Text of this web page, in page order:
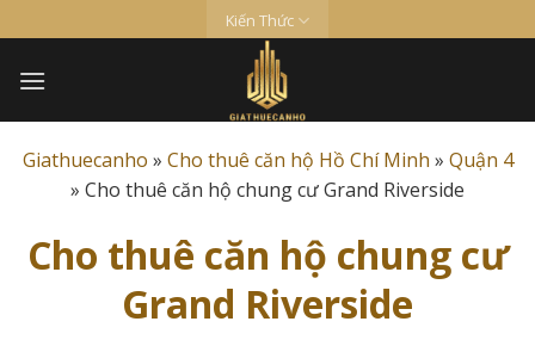
to
content
Kiến Thức
Giathuecanho » Cho thuê căn hộ Hồ Chí Minh » Quận 4
» Cho thuê căn hộ chung cư Grand Riverside
Cho thuê căn hộ chung cư
Grand Riverside